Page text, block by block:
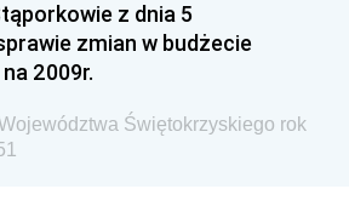
Ministra Gospodarki Morskiej i
Ministra Energii
Ministra Finansów
z dnia 5
zmian w budżecie
2009r.
Świętokrzyskiego rok